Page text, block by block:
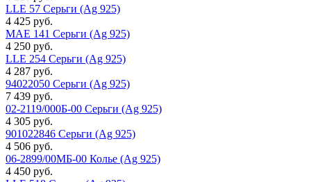
LLE 57 Серьги (Ag 925)
4 425 руб.
MAE 141 Серьги (Ag 925)
4 250 руб.
LLE 254 Серьги (Ag 925)
4 287 руб.
94022050 Серьги (Ag 925)
7 439 руб.
02-2119/000Б-00 Серьги (Ag 925)
4 305 руб.
901022846 Серьги (Ag 925)
4 506 руб.
06-2899/00МБ-00 Колье (Ag 925)
4 450 руб.